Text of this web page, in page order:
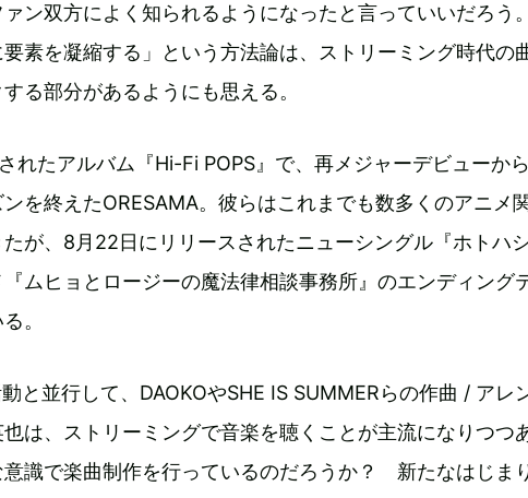
ン双方によく知られるようになったと言っていいだろう
素を凝縮する」という方法論は、ストリーミング時代の
る部分があるようにも思える。
れたアルバム『Hi-Fi POPS』で、再メジャーデビューか
ンを終えたORESAMA。彼らはこれまでも数多くのアニメ
が、8月22日にリリースされたニューシングル『ホトハ
『ムヒョとロージーの魔法律相談事務所』のエンディング
。
と並行して、DAOKOやSHE IS SUMMERらの作曲 / アレ
は、ストリーミングで音楽を聴くことが主流になりつつ
意識で楽曲制作を行っているのだろうか？ 新たなはじま